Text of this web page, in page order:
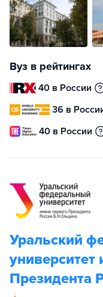
Вуз в рейтингах
40 в России
36 в
40 в России
Уральский
университет
Президента